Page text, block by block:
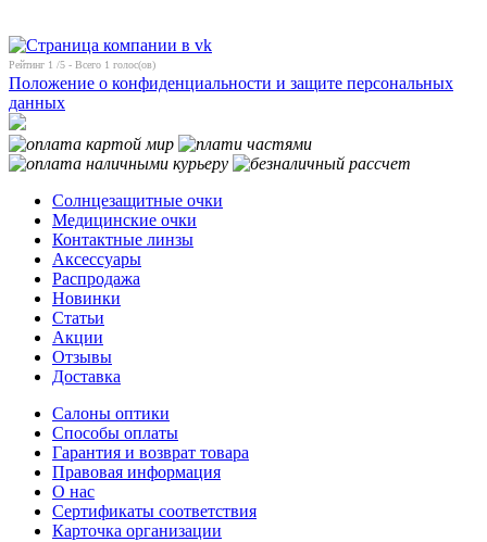
Рейтинг 1 /5 - Всего 1 голос(ов)
Положение о конфиденциальности и защите персональных
данных
Солнцезащитные очки
Медицинские очки
Контактные линзы
Аксессуары
Распродажа
Новинки
Статьи
Акции
Отзывы
Доставка
Салоны оптики
Способы оплаты
Гарантия и возврат товара
Правовая информация
О нас
Сертификаты соответствия
Карточка организации